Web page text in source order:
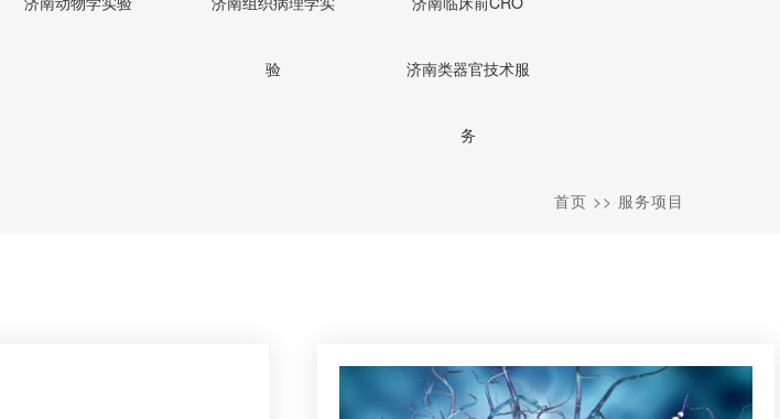
验 济南类器官技术服
务
首页 >> 服务项目